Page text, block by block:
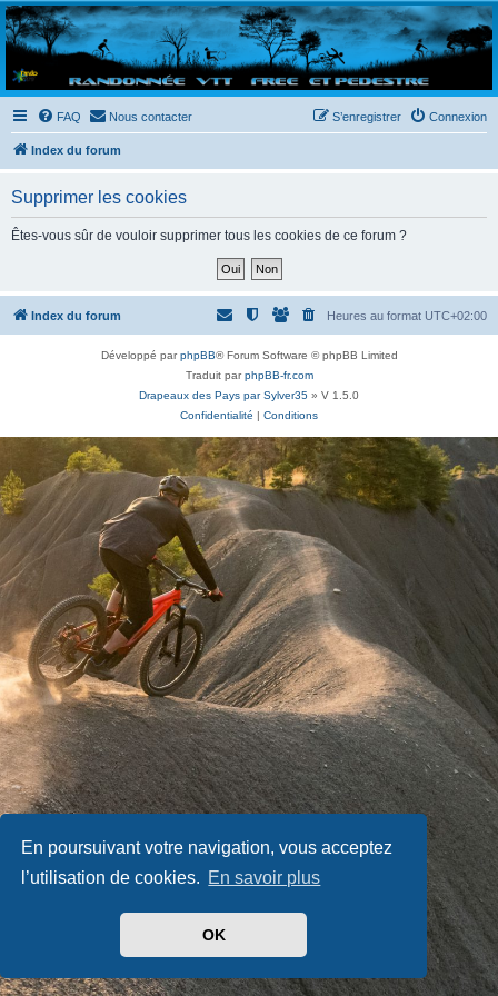
En poursuivant votre navigation, vous acceptez
l’utilisation de cookies. En savoir plus
OK
Randovttfree.fr
Bienvenue sur le site des randos vtt et pédestre de Bretagne . Bonne navigation sur le site
et bonnes randos dans l'Ouest !
FAQ Nous contacter Connexion
S’enregistrer
Index du forum
Supprimer les cookies
Êtes-vous sûr de vouloir supprimer tous les cookies de ce forum ?
Index du forum Heures au format UTC+02:00
Développé parphpBB® Forum Software © phpBB Limited
Traduit parphpBB-fr.com
Drapeaux des Pays par Sylver35 » V 1.5.0
Confidentialité | Conditions